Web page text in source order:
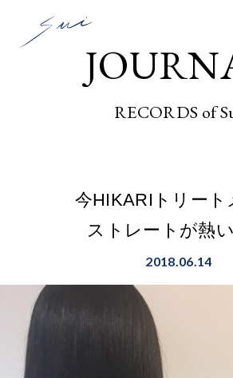
RECORDS of
今HIKARIトリート
ストレートが熱い
2018.06.14